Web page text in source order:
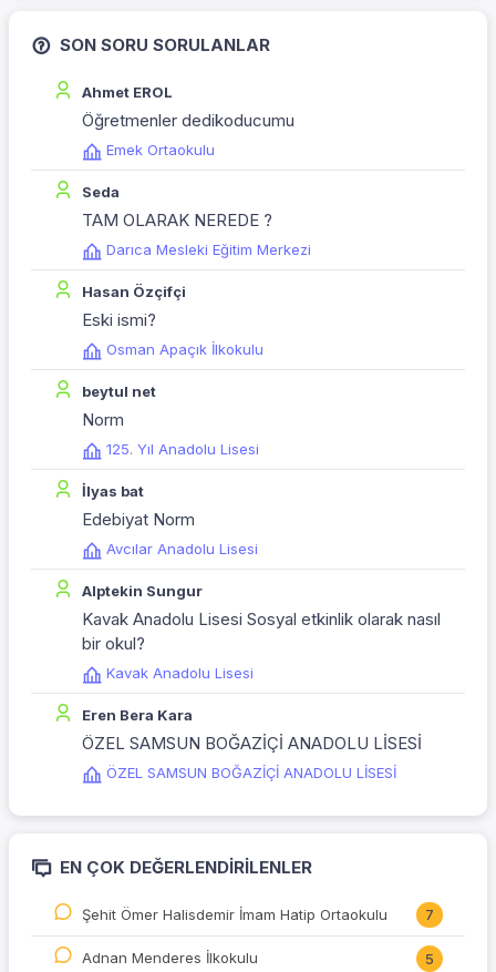
SON SORU SORULANLAR
Ahmet EROL
Öğretmenler dedikoducumu
Emek Ortaokulu
Seda
TAM OLARAK NEREDE ?
Darıca Mesleki Eğitim Merkezi
Hasan Özçifçi
Eski ismi?
Osman Apaçık İlkokulu
beytul net
Norm
125. Yıl Anadolu Lisesi
İlyas bat
Edebiyat Norm
Avcılar Anadolu Lisesi
Alptekin Sungur
Kavak Anadolu Lisesi Sosyal etkinlik olarak nasıl
bir okul?
Kavak Anadolu Lisesi
Eren Bera Kara
ÖZEL SAMSUN BOĞAZİÇİ ANADOLU LİSESİ
ÖZEL SAMSUN BOĞAZİÇİ ANADOLU LİSESİ
EN ÇOK DEĞERLENDIRILENLER
Şehit Ömer Halisdemir İmam Hatip Ortaokulu 7
Adnan Menderes İlkokulu 5